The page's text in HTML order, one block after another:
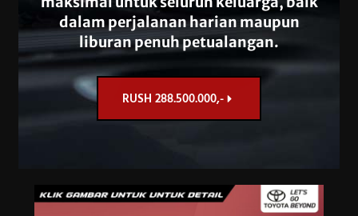
dalam perjalanan harian maupun
liburan penuh petualangan.
RUSH 288.500.000,-